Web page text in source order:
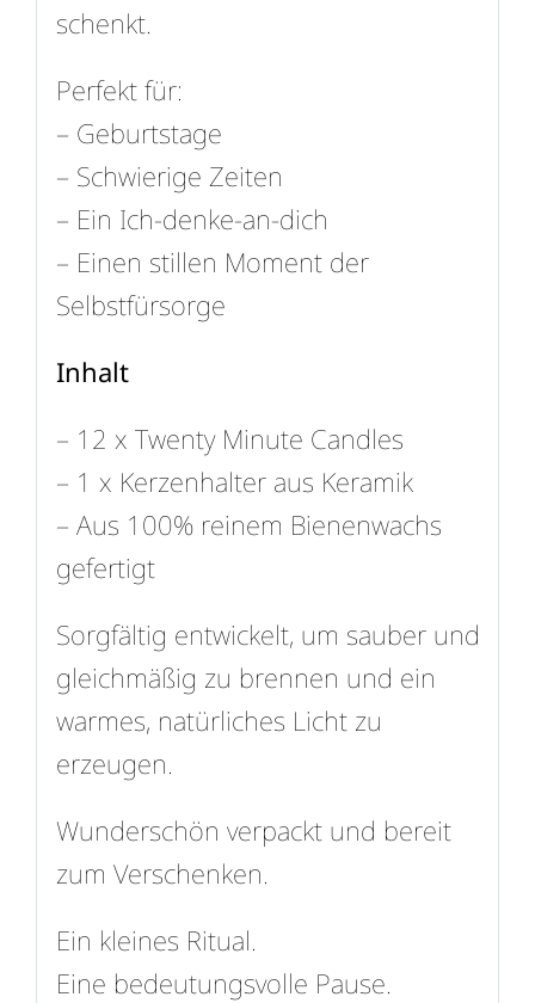
schenkt.
Perfekt für:
– Geburtstage
– Schwierige Zeiten
– Ein Ich-denke-an-dich
– Einen stillen Moment der
Selbstfürsorge
Inhalt
– 12 x Twenty Minute Candles
– 1 x Kerzenhalter aus Keramik
– Aus 100% reinem Bienenwachs
gefertigt
Sorgfältig entwickelt, um sauber und
gleichmäßig zu brennen und ein
warmes, natürliches Licht zu
erzeugen.
Wunderschön verpackt und bereit
zum Verschenken.
Ein kleines Ritual.
Eine bedeutungsvolle Pause.